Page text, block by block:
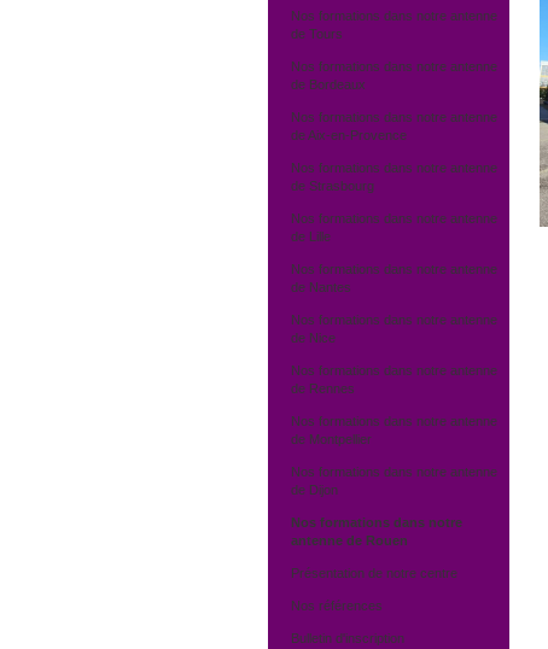
Nos formations dans notre antenne
de Tours
Nos formations dans notre antenne
de Bordeaux
Nos formations dans notre antenne
de Aix-en-Provence
Nos formations dans notre antenne
de Strasbourg
Nos formations dans notre antenne
de Lille
Nos formations dans notre antenne
de Nantes
Nos formations dans notre antenne
de Nice
Nos formations dans notre antenne
de Rennes
Nos formations dans notre antenne
de Montpellier
Nos formations dans notre antenne
de Dijon
Nos formations dans notre
antenne de Rouen
Présentation de notre centre
Nos références
Bulletin d'inscription